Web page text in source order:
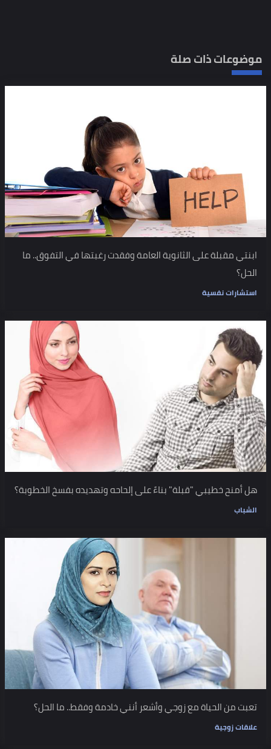
موضوعات ذات صلة
ابنتي مقبلة على الثانوية العامة وفقدت رغبتها في التفوق.. ما
الحل؟
استشارات نفسية
هل أمنح خطيبي "قبلة" بناءً على إلحاحه وتهديده بفسخ الخطوبة؟
الشباب
تعبت من الحياة مع زوجي وأشعر أنني خادمة وفقط.. ما الحل؟
علاقات زوجية